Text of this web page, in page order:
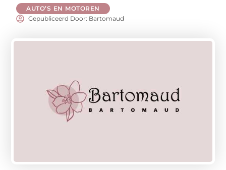
AUTO’S EN MOTOREN
Gepubliceerd Door: Bartomaud